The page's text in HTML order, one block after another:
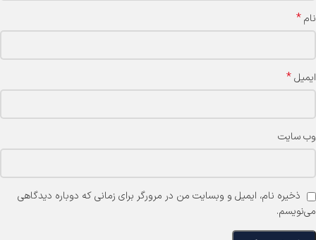
نام*
ایمیل*
وب‌ سایت
ذخیره نام، ایمیل و وبسایت من در مرورگر برای زمانی که دوباره دیدگاهی
می‌نویسم.